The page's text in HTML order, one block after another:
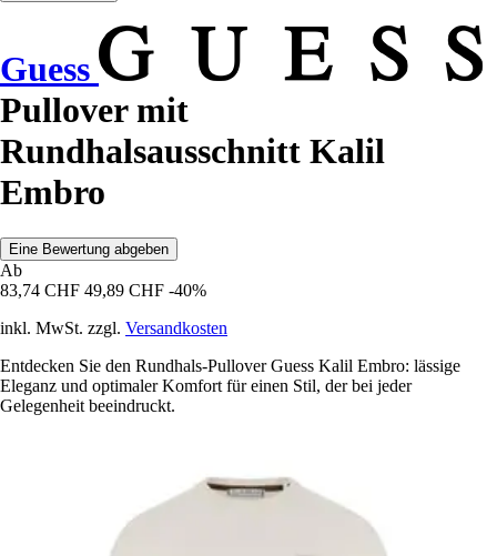
Guess
Pullover mit
Rundhalsausschnitt Kalil
Embro
Eine Bewertung abgeben
Ab
83,74 CHF 49,89 CHF -40%
inkl. MwSt. zzgl. Versandkosten
Entdecken Sie den Rundhals-Pullover Guess Kalil Embro: lässige
Eleganz und optimaler Komfort für einen Stil, der bei jeder
Gelegenheit beeindruckt.